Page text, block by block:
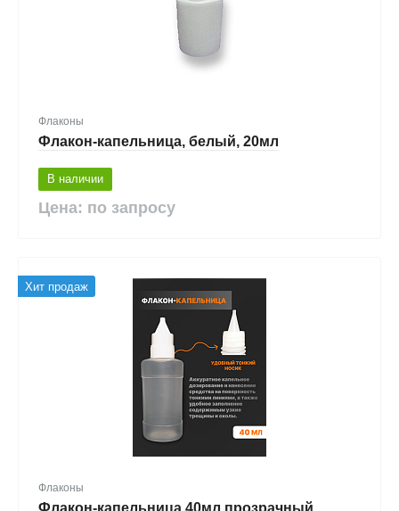
Флаконы
Флакон-капельница, белый, 20мл
В наличии
Цена: по запросу
Хит продаж
Флаконы
Флакон-капельница 40мл прозрачный